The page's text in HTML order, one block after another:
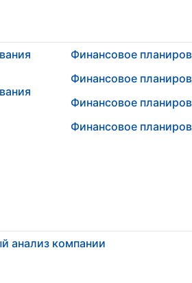
Финансовое
Финансовое
Финансовое
Финансовое
анализ компании